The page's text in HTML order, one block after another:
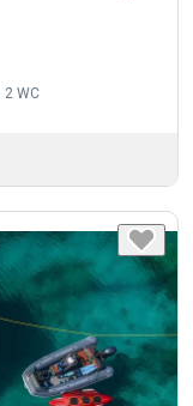
2 WC